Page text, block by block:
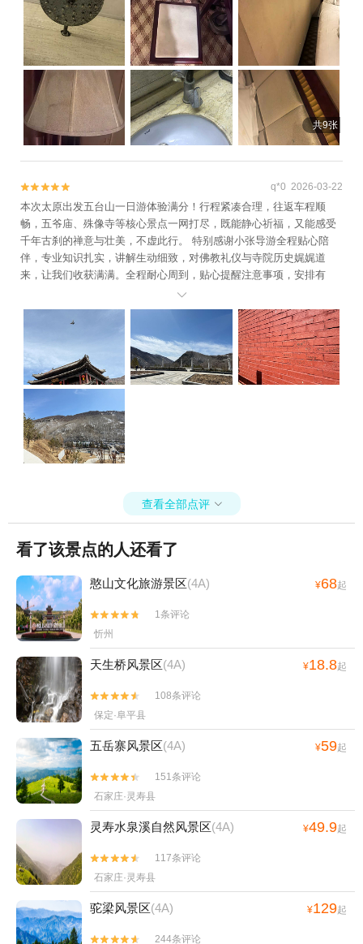
共9张

 q*0 2026-03-22
本次太原出发五台山一日游体验满分！行程紧凑合理，往返车程顺
畅，五爷庙、殊像寺等核心景点一网打尽，既能静心祈福，又能感受
千年古刹的禅意与壮美，不虚此行。 特别感谢小张导游全程贴心陪
伴，专业知识扎实，讲解生动细致，对佛教礼仪与寺院历史娓娓道
来，让我们收获满满。全程耐心周到，贴心提醒注意事项，安排有
序、节奏舒适，无强制消费，服务热情又靠谱，是一次非常舒心的朝
圣之旅，强烈推荐！希望孩子今年能顺利通过中考考上自己理想的高

查看全部点评 
看了该景点的人还看了
憨山文化旅游景区(4A) ¥68起


1条评论
忻州
天生桥风景区(4A) ¥18.8起


108条评论
保定·阜平县
五岳寨风景区(4A) ¥59起


151条评论
石家庄·灵寿县
灵寿水泉溪自然风景区(4A) ¥49.9起


117条评论
石家庄·灵寿县
驼梁风景区(4A) ¥129起

 244条评论